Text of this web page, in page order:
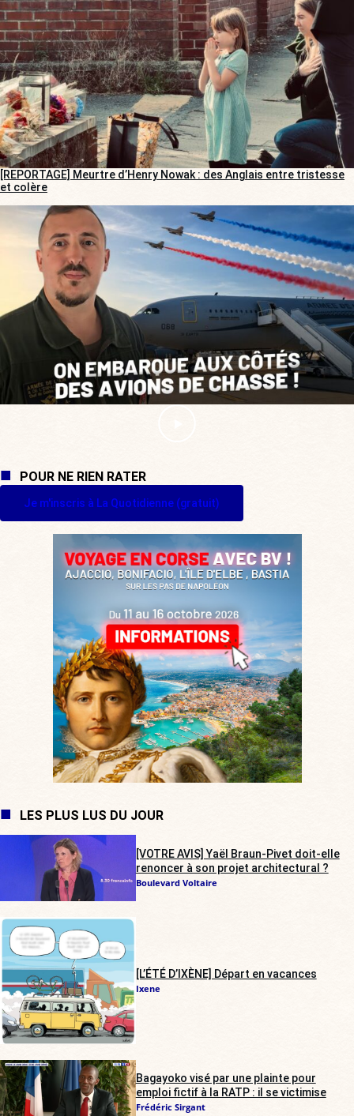
[REPORTAGE] Meurtre d’Henry Nowak : des Anglais entre tristesse
et colère
POUR NE RIEN RATER
Je m'inscris à La Quotidienne (gratuit)
LES PLUS LUS DU JOUR
[VOTRE AVIS] Yaël Braun-Pivet doit-elle
renoncer à son projet architectural ?
Boulevard Voltaire
[L’ÉTÉ D’IXÈNE] Départ en vacances
Ixene
Bagayoko visé par une plainte pour
emploi fictif à la RATP : il se victimise
Frédéric Sirgant